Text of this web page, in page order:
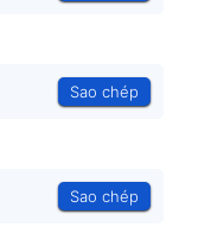
Sao chép
Sao chép